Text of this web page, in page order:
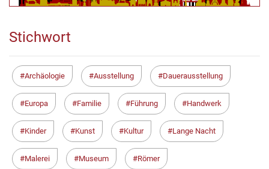
Stichwort
Archäologie Ausstellung Dauerausstellung
Europa Familie Führung Handwerk
Kinder Kunst Kultur Lange Nacht
Malerei Museum Römer